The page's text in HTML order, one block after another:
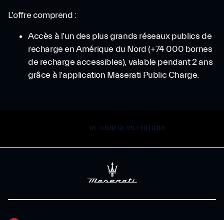
L'offre comprend :
Accès à l'un des plus grands réseaux publics de
recharge en Amérique du Nord (+74 000 bornes
de recharge accessibles), valable pendant 2 ans
grâce à l'application Maserati Public Charge.
RETOUR VERS FOLGORE